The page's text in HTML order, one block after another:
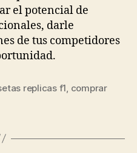
el potencial de
darle
de tus competidores
replicas f1 comprar